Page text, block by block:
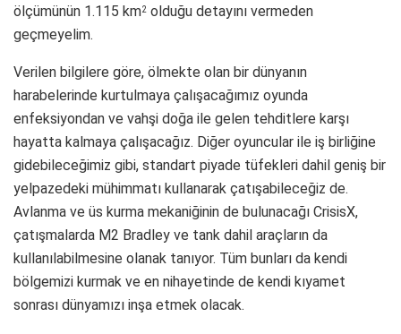
ölçümünün 1.115 km2 olduğu detayını vermeden
geçmeyelim.
Verilen bilgilere göre, ölmekte olan bir dünyanın
harabelerinde kurtulmaya çalışacağımız oyunda
enfeksiyondan ve vahşi doğa ile gelen tehditlere karşı
hayatta kalmaya çalışacağız. Diğer oyuncular ile iş birliğine
gidebileceğimiz gibi, standart piyade tüfekleri dahil geniş bir
yelpazedeki mühimmatı kullanarak çatışabileceğiz de.
Avlanma ve üs kurma mekaniğinin de bulunacağı CrisisX,
çatışmalarda M2 Bradley ve tank dahil araçların da
kullanılabilmesine olanak tanıyor. Tüm bunları da kendi
bölgemizi kurmak ve en nihayetinde de kendi kıyamet
sonrası dünyamızı inşa etmek olacak.